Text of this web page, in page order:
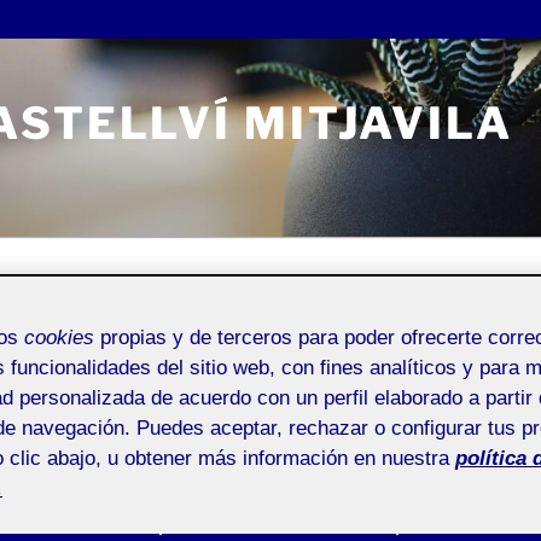
MITJAVILA
Entrada de incidencias o sugerencias
CASTELLVÍ MITJAVILA
de una
1/2)
ACTIFOLIO
PEC4 –
cookies propias y de terceros para poder ofrecerte
funcionalidades del sitio web, con fines analíticos y para
personalizada de acuerdo con un perfil elaborado a partir
navegación. Puedes aceptar, rechazar o configurar tus
clic abajo, u obtener más información en nuestra política